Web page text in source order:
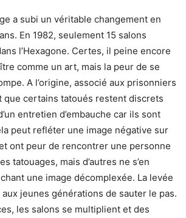
a subi un véritable changement en
En 1982, seulement 15 salons
l’Hexagone. Certes, il peine encore
comme un art, mais la peur de se
A l’origine, associé aux prisonniers
que certains tatoués restent discrets
entretien d’embauche car ils sont
peut refléter une image négative sur
ont peur de rencontrer une personne
tatouages, mais d’autres ne s’en
une image décomplexée. La levée
jeunes générations de sauter le pas.
les salons se multiplient et des